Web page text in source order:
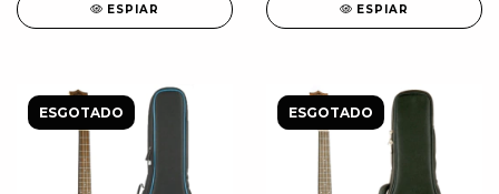
ESPIAR ESPIAR
ESGOTADO ESGOTADO